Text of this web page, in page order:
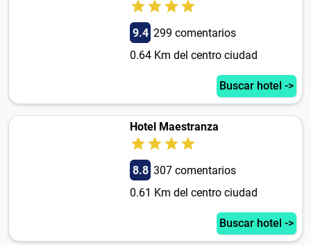
9.4 299 comentarios
0.64 Km del centro ciudad
Buscar hotel ->
Hotel Maestranza
8.8 307 comentarios
0.61 Km del centro ciudad
Buscar hotel ->